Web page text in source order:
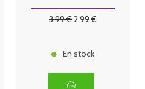
3.99€2.99 €
En stock